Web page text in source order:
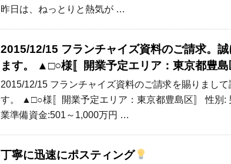
昨日は、ねっとりと熱気が …
2015/12/15 フランチャイズ資料のご請求。
ます。 ▲□○様〚開業予定エリア：東京都豊島
2015/12/15 フランチャイズ資料のご請求を賜りまし
す。 ▲□○様〚開業予定エリア：東京都豊島区〛 性別:
業準備資金:501～1,000万円 …
丁寧に迅速にポスティング